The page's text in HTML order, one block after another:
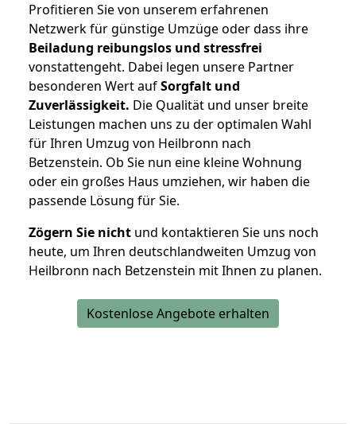
Profitieren Sie von unserem erfahrenen
Netzwerk für günstige Umzüge oder dass ihre
Beiladung reibungslos und stressfrei
vonstattengeht. Dabei legen unsere Partner
besonderen Wert aufSorgfalt und
Zuverlässigkeit. Die Qualität und unser breite
Leistungen machen uns zu der optimalen Wahl
für Ihren Umzug von Heilbronn nach
Betzenstein. Ob Sie nun eine kleine Wohnung
oder ein großes Haus umziehen, wir haben die
passende Lösung für Sie.
Zögern Sie nicht und kontaktieren Sie uns noch
heute, um Ihren deutschlandweiten Umzug von
Heilbronn nach Betzenstein mit Ihnen zu planen.
Kostenlose Angebote erhalten